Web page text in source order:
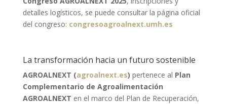
detalles logísticos, se puede consultar la página oficial
del congreso: congresoagroalnext.umh.es
La transformación hacia un futuro sostenible
AGROALNEXT (agroalnext.es) pertenece al Plan
Complementario de Agroalimentación
AGROALNEXT en el marco del Plan de Recuperación,